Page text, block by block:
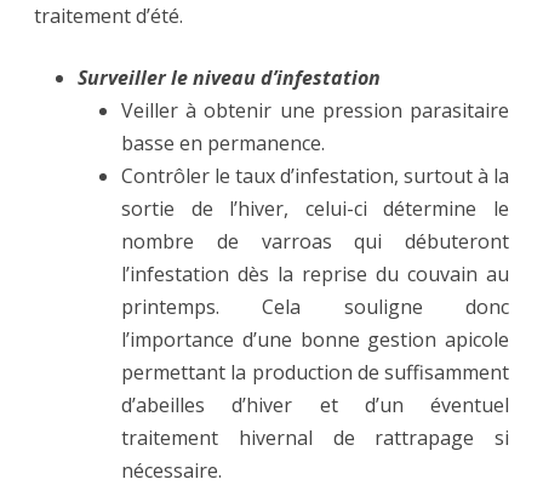
traitement d’été.
Surveiller le niveau d’infestation
Veiller à obtenir une pression parasitaire
basse en permanence.
Contrôler le taux d’infestation, surtout à la
sortie de l’hiver, celui-ci détermine le
nombre de varroas qui débuteront
l’infestation dès la reprise du couvain au
printemps. Cela souligne donc
l’importance d’une bonne gestion apicole
permettant la production de suffisamment
d’abeilles d’hiver et d’un éventuel
traitement hivernal de rattrapage si
nécessaire.